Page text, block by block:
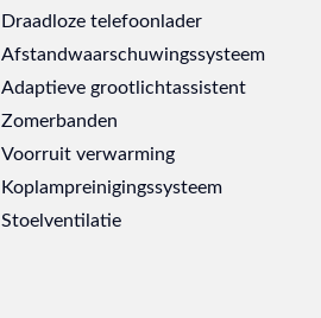
Draadloze telefoonlader
Afstandwaarschuwingssysteem
Adaptieve grootlichtassistent
Zomerbanden
Voorruit verwarming
Koplampreinigingssysteem
Stoelventilatie